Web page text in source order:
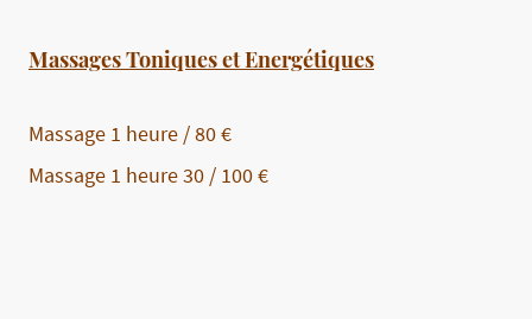
Massages Toniques et Energétiques
Massage 1 heure / 80 €
Massage 1 heure 30 / 100 €